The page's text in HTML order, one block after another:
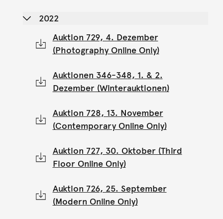
2022
Auktion 729, 4. Dezember
(Photography Online Only)
Auktionen 346-348, 1. & 2.
Dezember (Winterauktionen)
Auktion 728, 13. November
(Contemporary Online Only)
Auktion 727, 30. Oktober (Third
Floor Online Only)
Auktion 726, 25. September
(Modern Online Only)